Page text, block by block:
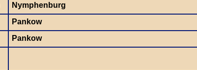
Nymphenburg
Pankow
Pankow